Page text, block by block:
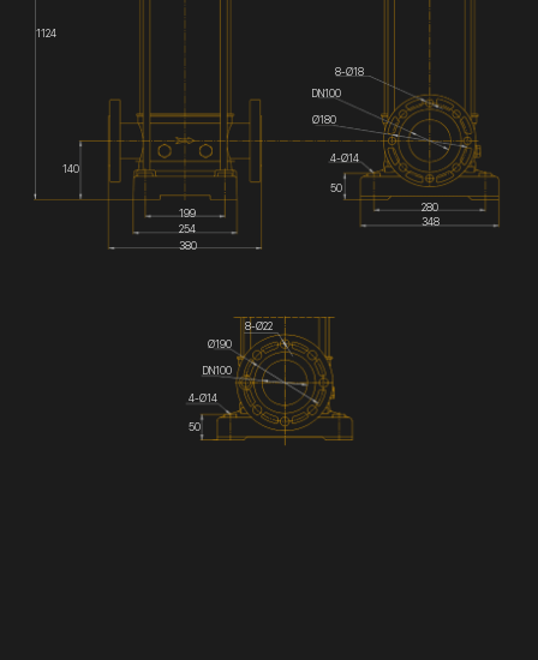
DN100
1124
140
199
254
380
280
348
50
4-Ø14
Ø180
8-Ø18
DN100
8-Ø22
Ø190
4-Ø14
50